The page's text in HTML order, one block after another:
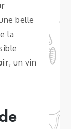
belle
la
, un vin